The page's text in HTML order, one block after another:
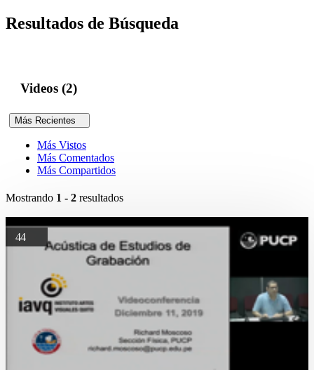
Resultados de Búsqueda
Videos (2)
Más Recientes
Más Vistos
Más Comentados
Más Compartidos
Mostrando 1 - 2 resultados
44